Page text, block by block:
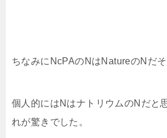
ちなみにNcPAのNはNatureのNだそ
個人的にはNはナトリウムのNだと
れが驚きでした。